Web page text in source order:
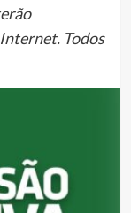
Todos